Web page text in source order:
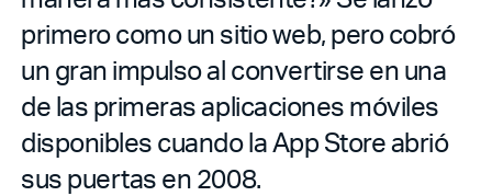
primero como un sitio web, pero cobró
un gran impulso al convertirse en una
de las primeras aplicaciones móviles
disponibles cuando la App Store abrió
sus puertas en 2008.